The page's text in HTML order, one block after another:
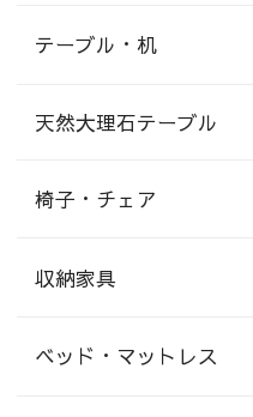
テーブル・机
天然大理石テーブル
椅子・チェア
収納家具
ベッド・マットレス